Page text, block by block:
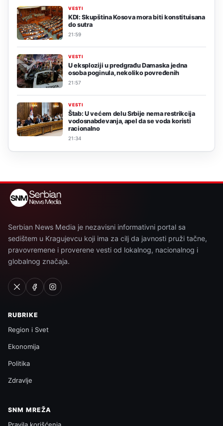
VESTI
KDI: Skupština Kosova mora biti konstituisana
do sutra
21:59
VESTI
U eksploziji u predgrađu Damaska jedna
osoba poginula, nekoliko povređenih
21:57
VESTI
Štab: U većem delu Srbije nema restrikcija
vodosnabdevanja, apel da se voda koristi
racionalno
21:34
Serbian News Media je nezavisni informativni portal sa
sedištem u Kragujevcu koji ima za cilj da javnosti pruži tačne,
pravovremene i proverene vesti od lokalnog, nacionalnog i
globalnog značaja.
RUBRIKE
Region i Svet
Ekonomija
Politika
Zdravlje
SNM MREŽA
Pravila korišćenja